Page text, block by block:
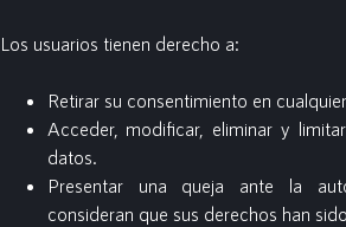
Los usuarios tienen derecho a:
Retirar su consentimiento en
Acceder, modificar, eliminar y
datos.
Presentar una queja ante la
consideran que sus derechos han